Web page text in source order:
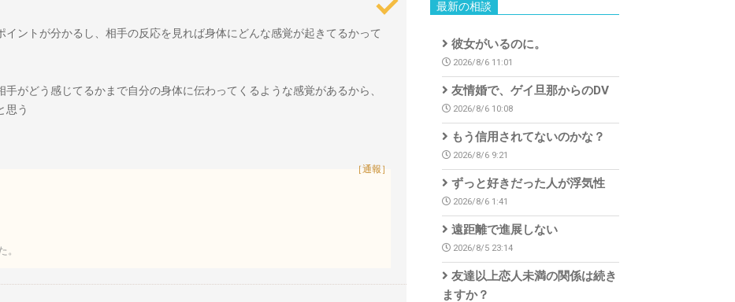
ントが分かるし、相手の反応を見れば身体にどんな感覚が起きてるかって
がどう感じてるかまで自分の身体に伝わってくるような感覚があるから、
思う
［通報］
。
最新の相談
彼女がいるのに。
2026/8/6 11:01
友情婚で、ゲイ旦那からのDV
2026/8/6 10:08
もう信用されてないのかな？
2026/8/6 9:21
ずっと好きだった人が浮気性
2026/8/6 1:41
遠距離で進展しない
2026/8/5 23:14
友達以上恋人未満の関係は続き
ますか？